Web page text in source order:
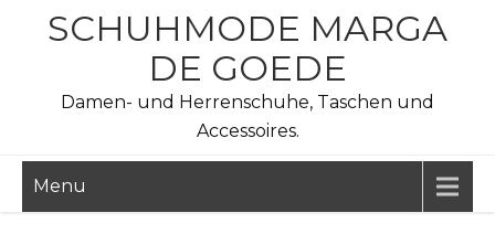
SCHUHMODE MARGA
DE GOEDE
Damen- und Herrenschuhe, Taschen und
Accessoires.
Menu